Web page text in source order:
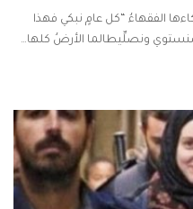
الفقهاءُ “كل عامٍ نبكي فهذا
ونصلِّيطالما الأرضُ كلها…